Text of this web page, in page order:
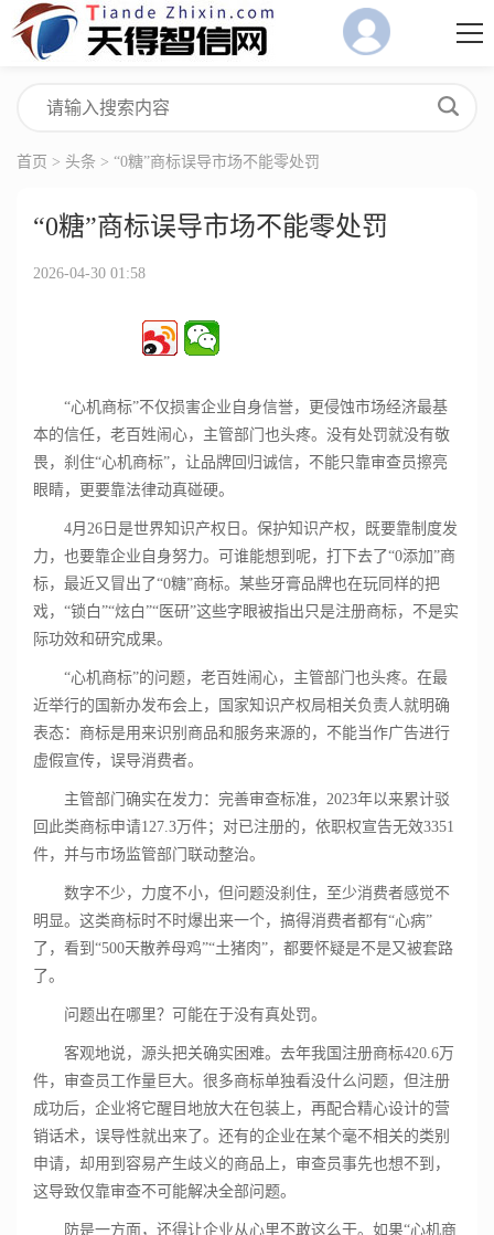
首页 > 头条 > “0糖”商标误导市场不能零处罚
“0糖”商标误导市场不能零处罚
2026-04-30 01:58
“心机商标”不仅损害企业自身信誉，更侵蚀市场经济最基
本的信任，老百姓闹心，主管部门也头疼。没有处罚就没有敬
畏，刹住“心机商标”，让品牌回归诚信，不能只靠审查员擦亮
眼睛，更要靠法律动真碰硬。
4月26日是世界知识产权日。保护知识产权，既要靠制度发
力，也要靠企业自身努力。可谁能想到呢，打下去了“0添加”商
标，最近又冒出了“0糖”商标。某些牙膏品牌也在玩同样的把
戏，“锁白”“炫白”“医研”这些字眼被指出只是注册商标，不是实
际功效和研究成果。
“心机商标”的问题，老百姓闹心，主管部门也头疼。在最
近举行的国新办发布会上，国家知识产权局相关负责人就明确
表态：商标是用来识别商品和服务来源的，不能当作广告进行
虚假宣传，误导消费者。
主管部门确实在发力：完善审查标准，2023年以来累计驳
回此类商标申请127.3万件；对已注册的，依职权宣告无效3351
件，并与市场监管部门联动整治。
数字不少，力度不小，但问题没刹住，至少消费者感觉不
明显。这类商标时不时爆出来一个，搞得消费者都有“心病”
了，看到“500天散养母鸡”“土猪肉”，都要怀疑是不是又被套路
了。
问题出在哪里？可能在于没有真处罚。
客观地说，源头把关确实困难。去年我国注册商标420.6万
件，审查员工作量巨大。很多商标单独看没什么问题，但注册
成功后，企业将它醒目地放大在包装上，再配合精心设计的营
销话术，误导性就出来了。还有的企业在某个毫不相关的类别
申请，却用到容易产生歧义的商品上，审查员事先也想不到，
这导致仅靠审查不可能解决全部问题。
防是一方面，还得让企业从心里不敢这么干。如果“心机商